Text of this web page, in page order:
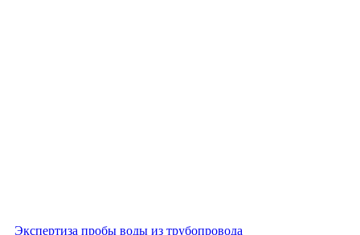
Экспертиза пробы воды из трубопровода